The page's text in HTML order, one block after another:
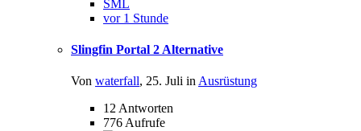
SML
vor 1 Stunde
Slingfin Portal 2 Alternative
Von waterfall, 25. Juli in Ausrüstung
12 Antworten
776 Aufrufe